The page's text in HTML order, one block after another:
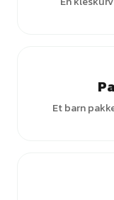
Et barn